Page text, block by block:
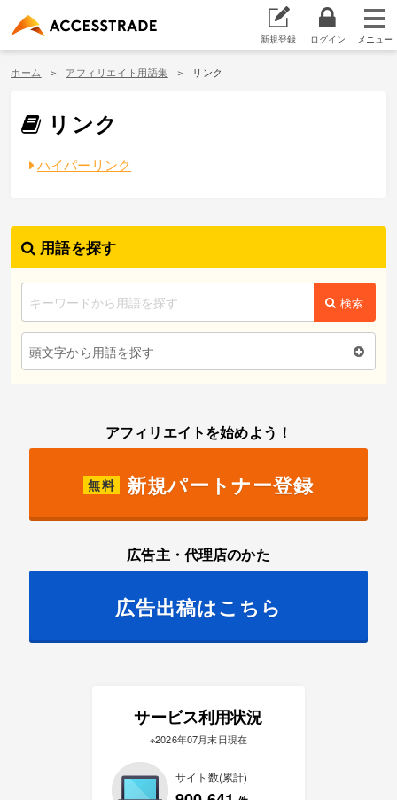
新規登録 ログイン
ホーム アフィリエイト用語集 リンク
リンク
ハイパーリンク
用語を探す
検索
頭文字から用語を探す
アフィリエイトを始めよう！
無料 新規パートナー登録
広告主・代理店のかた
広告出稿はこちら
サービス利用状況
※2026年07月末日現在
サイト数(累計)